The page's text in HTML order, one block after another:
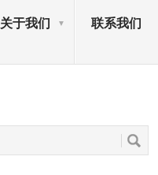
关于我们 联系我们